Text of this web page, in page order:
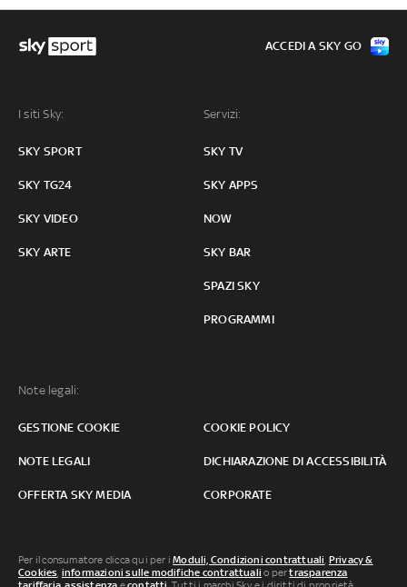
I siti Sky:
SKY SPORT
SKY TG24
SKY VIDEO
SKY ARTE
Servizi:
SKY TV
SKY APPS
NOW
SKY BAR
SPAZI SKY
PROGRAMMI
Note legali:
GESTIONE COOKIE COOKIE POLICY
NOTE LEGALI DICHIARAZIONE DI ACCESSIBILITÀ
OFFERTA SKY MEDIA CORPORATE
ACCEDI A SKY GO
Per il consumatore clicca qui per iModuli, Condizioni contrattuali, Privacy &
Cookies, informazioni sulle modifiche contrattuali o pertrasparenza